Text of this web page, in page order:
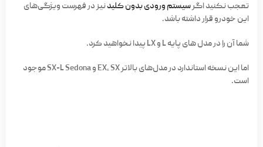
تعجب نکنید اگرسیستم ورودی بدون کلیدنیز در فهرست ویژگی‌های
این خودرو قرار داشته باشد.
شما آن را در مدل های پایه L و LX پیدا نخواهید کرد.
اما این نسخه استاندارد در مدل‌های بالاتر EX، SX و SX-L Sedona موجود
است.